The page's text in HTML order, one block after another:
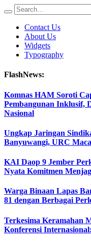
Contact Us
About Us
Widgets
Typography
FlashNews:
Komnas HAM Soroti
Pembangunan Inklusif,
Nasional
Ungkap Jaringan
Banyuwangi, URC
KAI Daop 9 Jember
Nyata Komitmen
Warga Binaan Lapas
81 dengan Berbagai
Terkesima Keramahan
Konferensi